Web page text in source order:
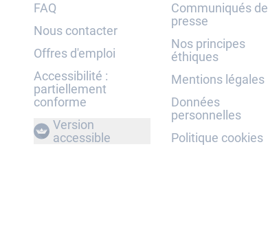
FAQ
Nous contacter
Offres d'emploi
Accessibilité :
partiellement
conforme
Version
accessible
Communiqués de
presse
Nos principes
éthiques
Mentions légales
Données
personnelles
Politique cookies